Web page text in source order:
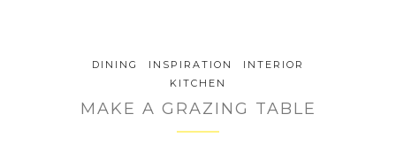
DINING INSPIRATION
INTERIOR
KITCHEN
MAKE A GRAZING TABLE